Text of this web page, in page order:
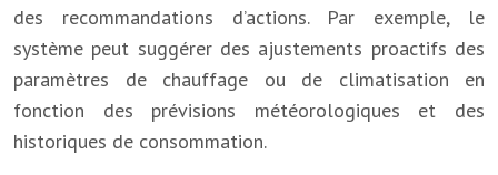
des recommandations d’actions. Par exemple, le
système peut suggérer des ajustements proactifs des
paramètres de chauffage ou de climatisation en
fonction des prévisions météorologiques et des
historiques de consommation.